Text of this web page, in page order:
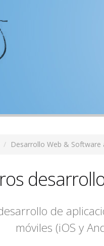
Desarrollo Web & Software
de
móviles (iOS y